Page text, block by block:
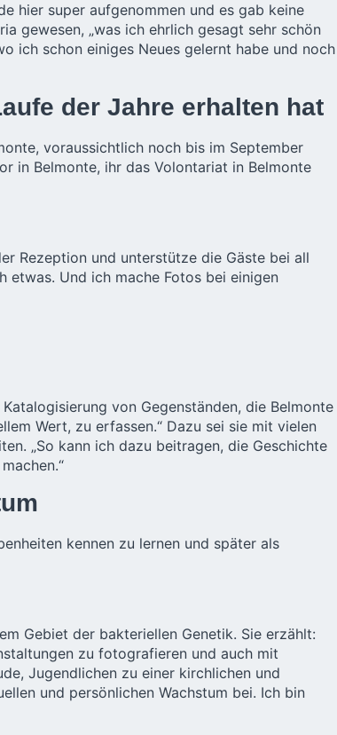
hier super aufgenommen und es gab keine
gewesen, „was ich ehrlich gesagt sehr schön
ich schon einiges Neues gelernt habe und noch
der Jahre erhalten hat
voraussichtlich noch bis im September
in Belmonte, ihr das Volontariat in Belmonte
Rezeption und unterstütze die Gäste bei all
etwas. Und ich mache Fotos bei einigen
von Gegenständen, die Belmonte
Wert, zu erfassen.“ Dazu sei sie mit vielen
„So kann ich dazu beitragen, die Geschichte
kennen zu lernen und später als
Gebiet der bakteriellen Genetik. Sie erzählt:
zu fotografieren und auch mit
Jugendlichen zu einer kirchlichen und
und persönlichen Wachstum bei. Ich bin